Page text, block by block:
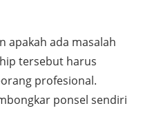
apakah ada masalah
tersebut harus
profesional.
ponsel sendiri